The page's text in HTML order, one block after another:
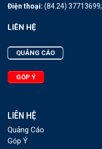
Điện thoại: (84.24) 37713699;
LIÊN HỆ
QUẢNG CÁO
GÓP Ý
LIÊN HỆ
Quảng Cáo
Góp Ý